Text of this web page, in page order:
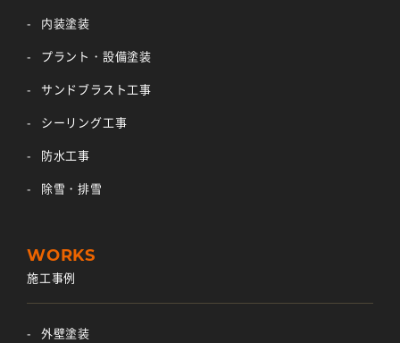
内装塗装
プラント・設備塗装
サンドブラスト工事
シーリング工事
防水工事
除雪・排雪
施工事例
外壁塗装